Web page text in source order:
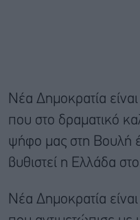
Nέα Δημοκρατία
που στο δραματικό
ψήφο μας στη Βουλή
βυθιστεί η Ελλάδα
Νέα Δημοκρατία